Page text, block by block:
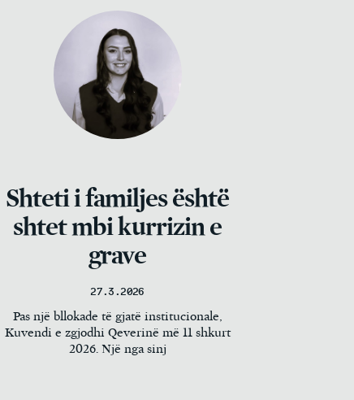
Shteti i familjes është
shtet mbi kurrizin e
grave
27.3.2026
Pas një bllokade të gjatë institucionale,
Kuvendi e zgjodhi Qeverinë më 11 shkurt
2026. Një nga sinj